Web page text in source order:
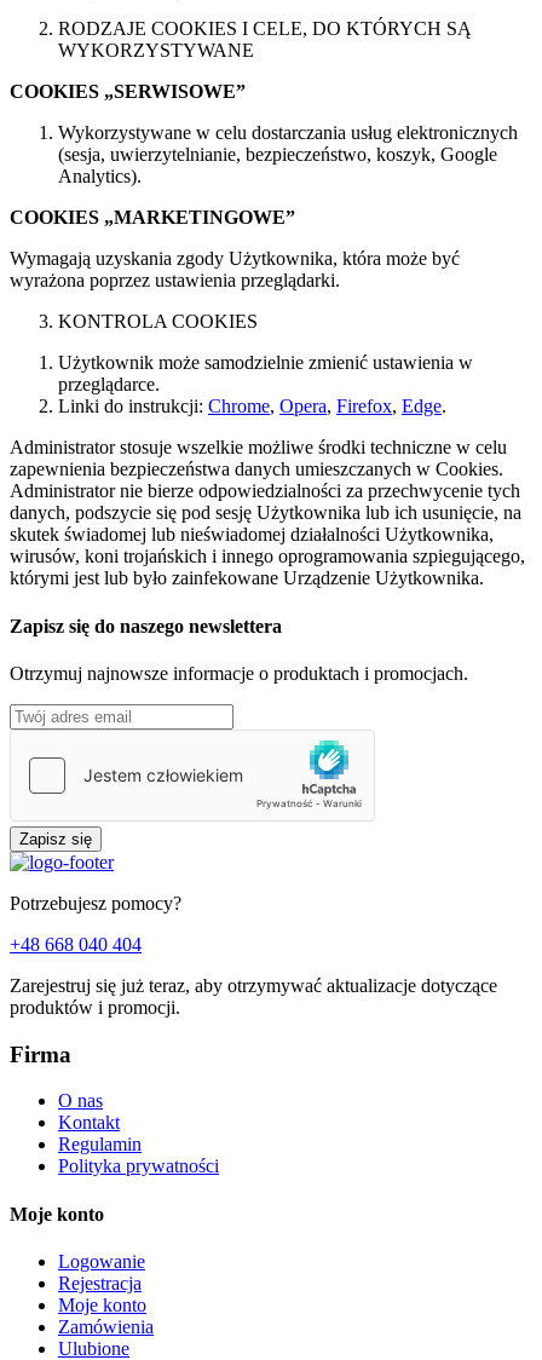
RODZAJE COOKIES I CELE, DO KTÓRYCH SĄ
WYKORZYSTYWANE
COOKIES „SERWISOWE”
Wykorzystywane w celu dostarczania usług elektronicznych
(sesja, uwierzytelnianie, bezpieczeństwo, koszyk, Google
Analytics).
COOKIES „MARKETINGOWE”
Wymagają uzyskania zgody Użytkownika, która może być
wyrażona poprzez ustawienia przeglądarki.
KONTROLA COOKIES
Użytkownik może samodzielnie zmienić ustawienia w
przeglądarce.
Linki do instrukcji: Chrome, Opera, Firefox, Edge.
Administrator stosuje wszelkie możliwe środki techniczne w celu
zapewnienia bezpieczeństwa danych umieszczanych w Cookies.
Administrator nie bierze odpowiedzialności za przechwycenie tych
danych, podszycie się pod sesję Użytkownika lub ich usunięcie, na
skutek świadomej lub nieświadomej działalności Użytkownika,
wirusów, koni trojańskich i innego oprogramowania szpiegującego,
którymi jest lub było zainfekowane Urządzenie Użytkownika.
Zapisz się do naszego newslettera
Otrzymuj najnowsze informacje o produktach i promocjach.
Zapisz się
Potrzebujesz pomocy?
+48 668 040 404
Zarejestruj się już teraz, aby otrzymywać aktualizacje dotyczące
produktów i promocji.
Firma
O nas
Kontakt
Regulamin
Polityka prywatności
Moje konto
Logowanie
Rejestracja
Moje konto
Zamówienia
Ulubione